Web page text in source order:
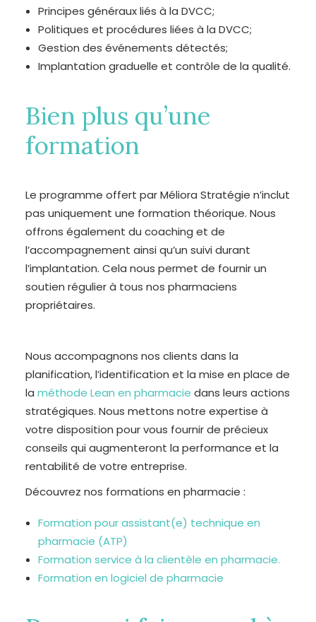
Principes généraux liés à la DVCC;
Politiques et procédures liées à la DVCC;
Gestion des événements détectés;
Implantation graduelle et contrôle de la qualité.
Bien plus qu’une
formation
Le programme offert par Méliora Stratégie n’inclut
pas uniquement une formation théorique. Nous
offrons également du coaching et de
l’accompagnement ainsi qu’un suivi durant
l’implantation. Cela nous permet de fournir un
soutien régulier à tous nos pharmaciens
propriétaires.
Nous accompagnons nos clients dans la
planification, l’identification et la mise en place de
la méthode Lean en pharmacie dans leurs actions
stratégiques. Nous mettons notre expertise à
votre disposition pour vous fournir de précieux
conseils qui augmenteront la performance et la
rentabilité de votre entreprise.
Découvrez nos formations en pharmacie :
Formation pour assistant(e) technique en
pharmacie (ATP)
Formation service à la clientèle en pharmacie.
Formation en logiciel de pharmacie